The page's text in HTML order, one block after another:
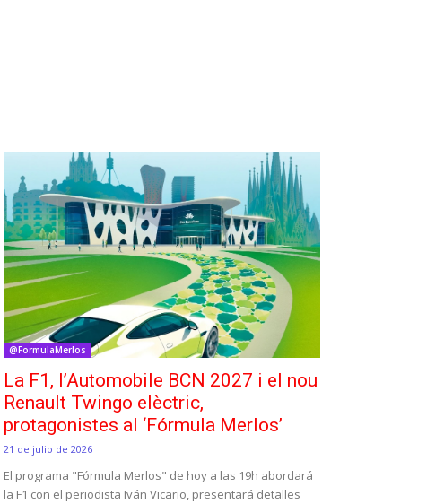
@FormulaMerlos
La F1, l’Automobile BCN 2027 i el nou
Renault Twingo elèctric,
protagonistes al ‘Fórmula Merlos’
21 de julio de 2026
El programa "Fórmula Merlos" de hoy a las 19h abordará
la F1 con el periodista Iván Vicario, presentará detalles